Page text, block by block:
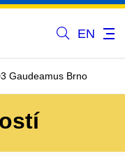
EN
Gaudeamus Brno